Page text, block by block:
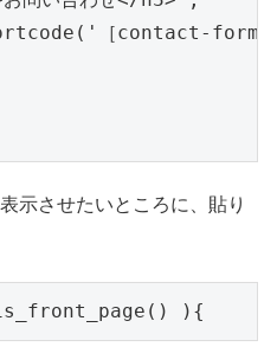
［contact-form-7
示させたいところに、貼り
){